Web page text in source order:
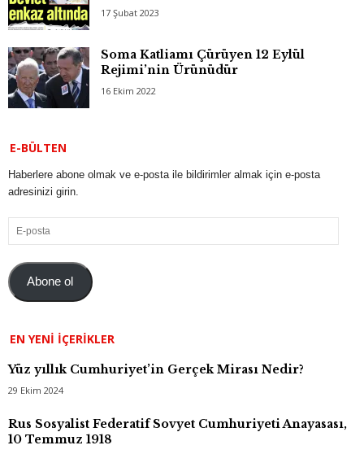
17 Şubat 2023
Soma Katliamı Çürüyen 12 Eylül
Rejimi’nin Ürünüdür
16 Ekim 2022
E-BÜLTEN
Haberlere abone olmak ve e-posta ile bildirimler almak için e-posta
adresinizi girin.
E-
posta
Abone ol
EN YENI İÇERIKLER
Yüz yıllık Cumhuriyet’in Gerçek Mirası Nedir?
29 Ekim 2024
Rus Sosyalist Federatif Sovyet Cumhuriyeti Anayasası,
10 Temmuz 1918